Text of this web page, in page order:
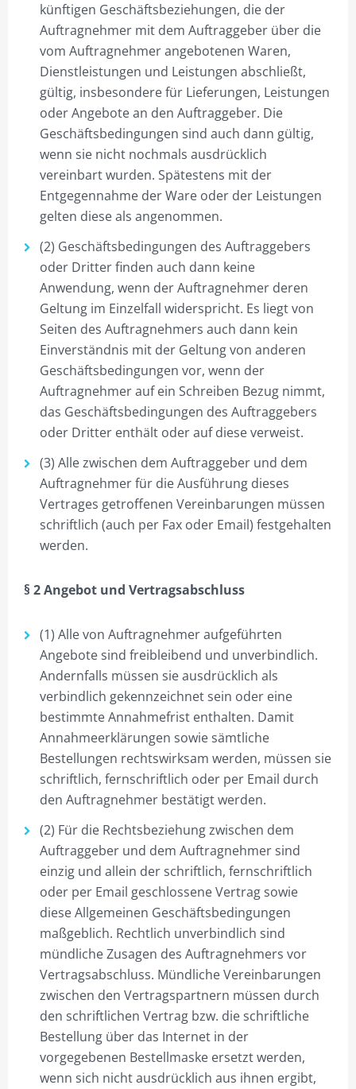
künftigen Geschäftsbeziehungen, die der
Auftragnehmer mit dem Auftraggeber über die
vom Auftragnehmer angebotenen Waren,
Dienstleistungen und Leistungen abschließt,
gültig, insbesondere für Lieferungen, Leistungen
oder Angebote an den Auftraggeber. Die
Geschäftsbedingungen sind auch dann gültig,
wenn sie nicht nochmals ausdrücklich
vereinbart wurden. Spätestens mit der
Entgegennahme der Ware oder der Leistungen
gelten diese als angenommen.
(2) Geschäftsbedingungen des Auftraggebers
oder Dritter finden auch dann keine
Anwendung, wenn der Auftragnehmer deren
Geltung im Einzelfall widerspricht. Es liegt von
Seiten des Auftragnehmers auch dann kein
Einverständnis mit der Geltung von anderen
Geschäftsbedingungen vor, wenn der
Auftragnehmer auf ein Schreiben Bezug nimmt,
das Geschäftsbedingungen des Auftraggebers
oder Dritter enthält oder auf diese verweist.
(3) Alle zwischen dem Auftraggeber und dem
Auftragnehmer für die Ausführung dieses
Vertrages getroffenen Vereinbarungen müssen
schriftlich (auch per Fax oder Email) festgehalten
werden.
§ 2 Angebot und Vertragsabschluss
(1) Alle von Auftragnehmer aufgeführten
Angebote sind freibleibend und unverbindlich.
Andernfalls müssen sie ausdrücklich als
verbindlich gekennzeichnet sein oder eine
bestimmte Annahmefrist enthalten. Damit
Annahmeerklärungen sowie sämtliche
Bestellungen rechtswirksam werden, müssen sie
schriftlich, fernschriftlich oder per Email durch
den Auftragnehmer bestätigt werden.
(2) Für die Rechtsbeziehung zwischen dem
Auftraggeber und dem Auftragnehmer sind
einzig und allein der schriftlich, fernschriftlich
oder per Email geschlossene Vertrag sowie
diese Allgemeinen Geschäftsbedingungen
maßgeblich. Rechtlich unverbindlich sind
mündliche Zusagen des Auftragnehmers vor
Vertragsabschluss. Mündliche Vereinbarungen
zwischen den Vertragspartnern müssen durch
den schriftlichen Vertrag bzw. die schriftliche
Bestellung über das Internet in der
vorgegebenen Bestellmaske ersetzt werden,
wenn sich nicht ausdrücklich aus ihnen ergibt,